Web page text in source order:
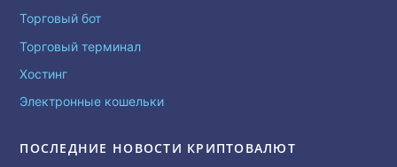
Торговый бот
Торговый терминал
Хостинг
Электронные кошельки
ПОСЛЕДНИЕ НОВОСТИ КРИПТОВАЛЮТ